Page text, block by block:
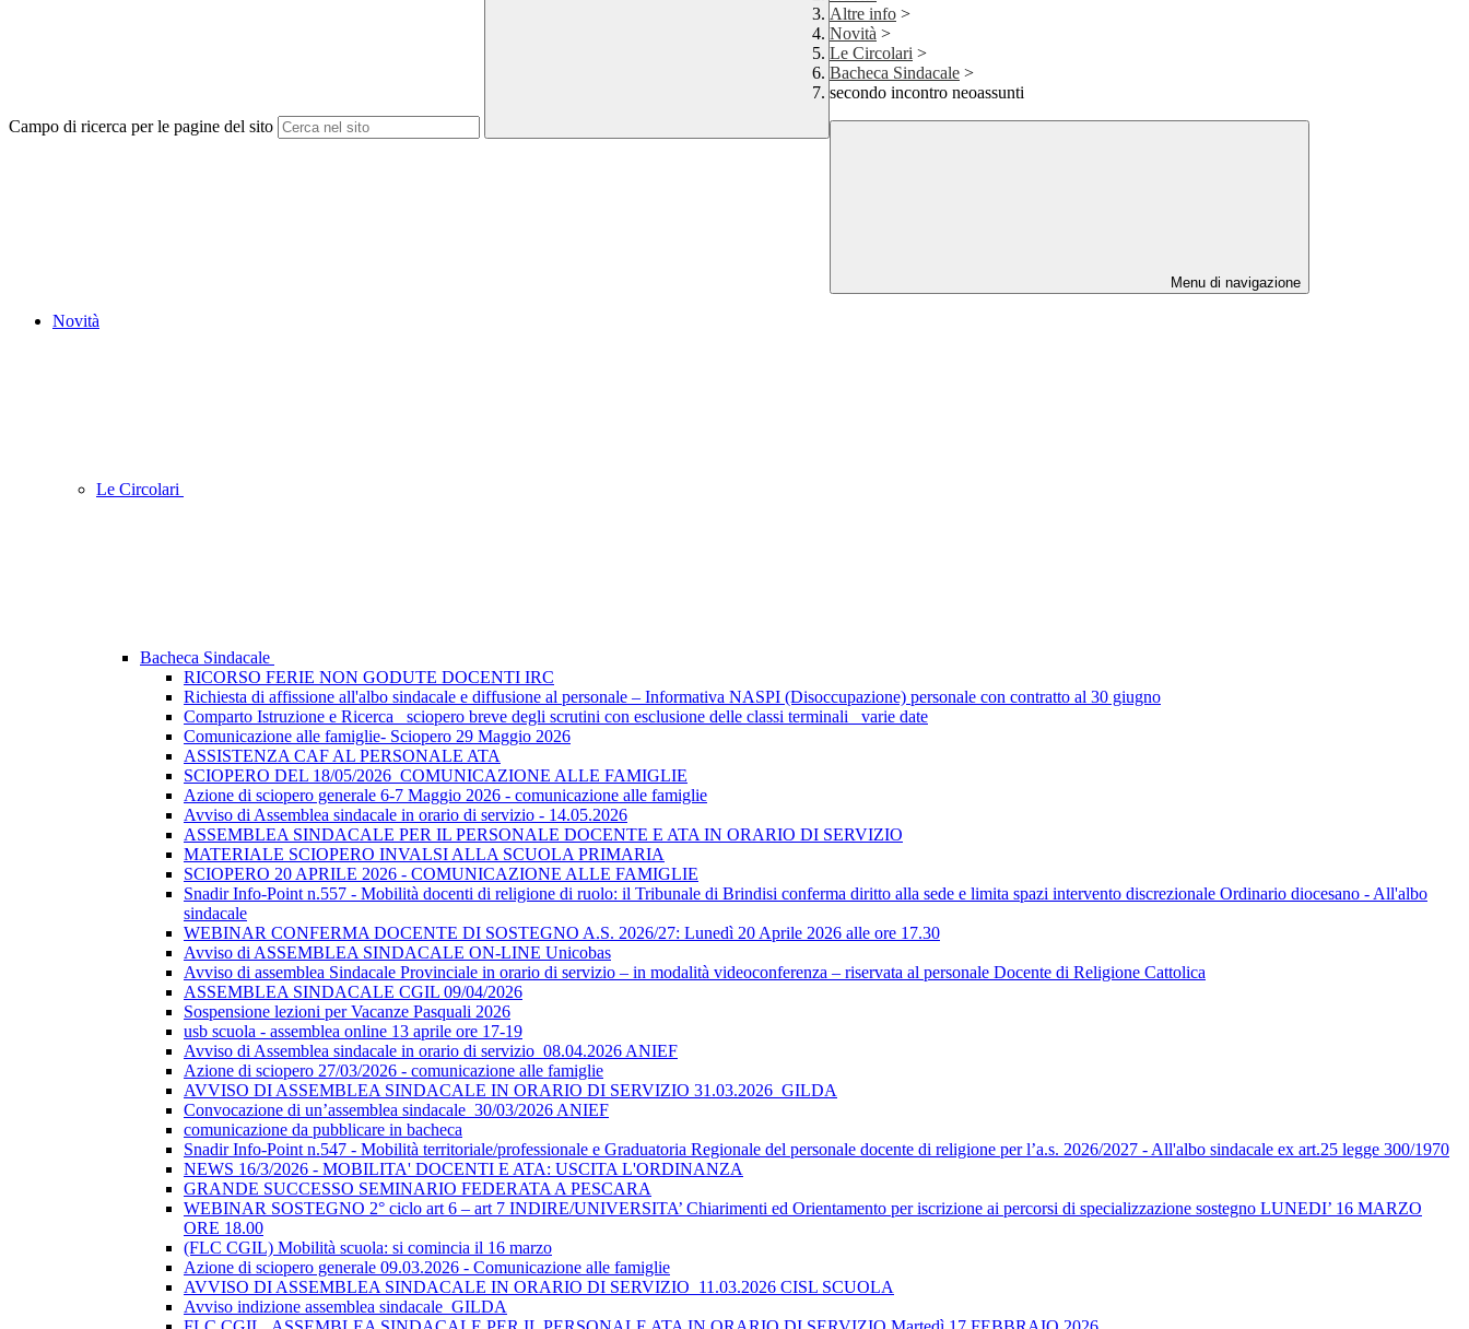
Campo di ricerca per le pagine del sito
Altre info >
Novità >
Le Circolari >
Bacheca Sindacale >
secondo incontro neoassunti
Menu di navigazione
Novità
Le Circolari
Bacheca Sindacale
RICORSO FERIE NON GODUTE DOCENTI IRC
Richiesta di affissione all'albo sindacale e diffusione al personale – Informativa NASPI (Disoccupazione) personale con contratto al 30 giugno
Comparto Istruzione e Ricerca_ sciopero breve degli scrutini con esclusione delle classi terminali_ varie date
Comunicazione alle famiglie- Sciopero 29 Maggio 2026
ASSISTENZA CAF AL PERSONALE ATA
SCIOPERO DEL 18/05/2026_COMUNICAZIONE ALLE FAMIGLIE
Azione di sciopero generale 6-7 Maggio 2026 - comunicazione alle famiglie
Avviso di Assemblea sindacale in orario di servizio - 14.05.2026
ASSEMBLEA SINDACALE PER IL PERSONALE DOCENTE E ATA IN ORARIO DI SERVIZIO
MATERIALE SCIOPERO INVALSI ALLA SCUOLA PRIMARIA
SCIOPERO 20 APRILE 2026 - COMUNICAZIONE ALLE FAMIGLIE
Snadir Info-Point n.557 - Mobilità docenti di religione di ruolo: il Tribunale di Brindisi conferma diritto alla sede e limita spazi intervento discrezionale Ordinario diocesano - All'albo
sindacale
WEBINAR CONFERMA DOCENTE DI SOSTEGNO A.S. 2026/27: Lunedì 20 Aprile 2026 alle ore 17.30
Avviso di ASSEMBLEA SINDACALE ON-LINE Unicobas
Avviso di assemblea Sindacale Provinciale in orario di servizio – in modalità videoconferenza – riservata al personale Docente di Religione Cattolica
ASSEMBLEA SINDACALE CGIL 09/04/2026
Sospensione lezioni per Vacanze Pasquali 2026
usb scuola - assemblea online 13 aprile ore 17-19
Avviso di Assemblea sindacale in orario di servizio_08.04.2026 ANIEF
Azione di sciopero 27/03/2026 - comunicazione alle famiglie
AVVISO DI ASSEMBLEA SINDACALE IN ORARIO DI SERVIZIO 31.03.2026_GILDA
Convocazione di un’assemblea sindacale_30/03/2026 ANIEF
comunicazione da pubblicare in bacheca
Snadir Info-Point n.547 - Mobilità territoriale/professionale e Graduatoria Regionale del personale docente di religione per l’a.s. 2026/2027 - All'albo sindacale ex art.25 legge 300/1970
NEWS 16/3/2026 - MOBILITA' DOCENTI E ATA: USCITA L'ORDINANZA
GRANDE SUCCESSO SEMINARIO FEDERATA A PESCARA
WEBINAR SOSTEGNO 2° ciclo art 6 – art 7 INDIRE/UNIVERSITA’ Chiarimenti ed Orientamento per iscrizione ai percorsi di specializzazione sostegno LUNEDI’ 16 MARZO
ORE 18.00
(FLC CGIL) Mobilità scuola: si comincia il 16 marzo
Azione di sciopero generale 09.03.2026 - Comunicazione alle famiglie
AVVISO DI ASSEMBLEA SINDACALE IN ORARIO DI SERVIZIO_11.03.2026 CISL SCUOLA
Avviso indizione assemblea sindacale_GILDA